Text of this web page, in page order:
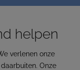
helpen
verlenen onze
Onze